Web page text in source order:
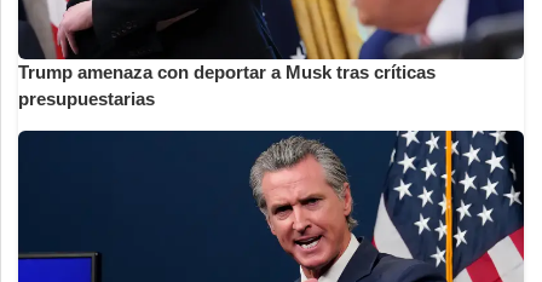
Trump amenaza con deportar a Musk tras críticas
presupuestarias